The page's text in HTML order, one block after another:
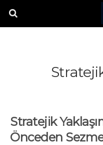
Stratejik
Önceden